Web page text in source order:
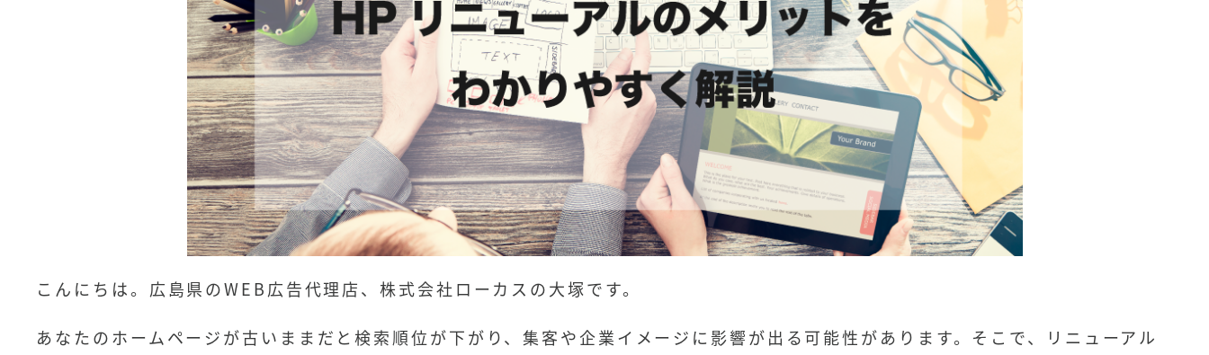
こんにちは。広島県のWEB広告代理店、株式会社ローカスの大塚です。
あなたのホームページが古いままだと検索順位が下がり、集客や企業イメージに影響が出る可能性があります。そこで、リニューアル